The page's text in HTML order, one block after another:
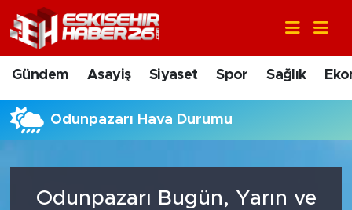
Gündem Asayiş Siyaset Spor Sağlık
Odunpazarı Hava Durumu
Odunpazarı Bugün, Yarın ve
Gündem
Asayiş
Siyaset
Nöbetçi Eczaneler
Hava Durumu
Trafik Durumu